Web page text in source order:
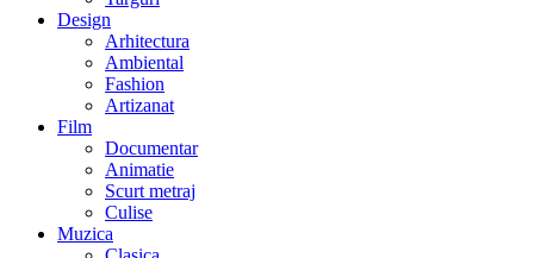
Design
Arhitectura
Ambiental
Fashion
Artizanat
Film
Documentar
Animatie
Scurt metraj
Culise
Muzica